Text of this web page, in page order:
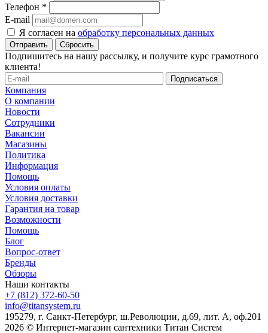
Телефон *
E-mail
Я согласен на обработку персональных данных
Сбросить
Подпишитесь на нашу рассылку, и получите курс грамотного
клиента!
Компания
О компании
Новости
Сотрудники
Вакансии
Магазины
Политика
Информация
Помощь
Условия оплаты
Условия доставки
Гарантия на товар
Возможности
Помощь
Блог
Вопрос-ответ
Бренды
Обзоры
Наши контакты
+7 (812) 372-60-50
info@titansystem.ru
195279, г. Санкт-Петербург, ш.Революции, д.69, лит. А, оф.201
2026 © Интернет-магазин сантехники Титан Систем